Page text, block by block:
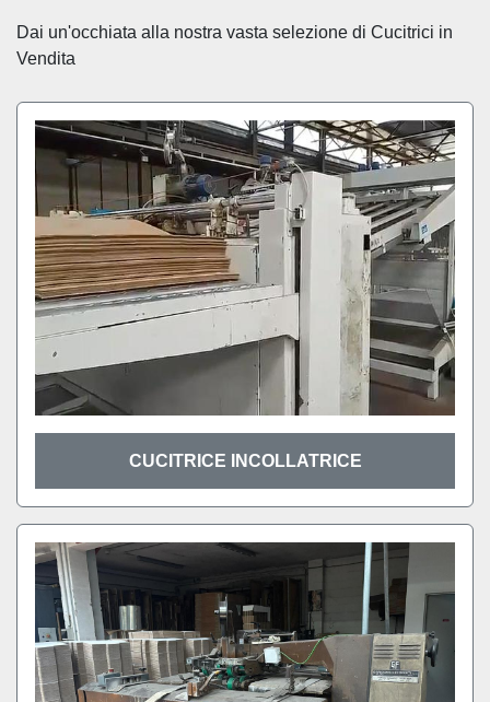
Ordina per
Dai un'occhiata alla nostra vasta selezione di Cucitrici in
Vendita
CUCITRICE INCOLLATRICE